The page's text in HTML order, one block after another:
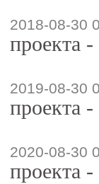
2018-08-30
проекта
2019-08-30
проекта
2020-08-30
проекта